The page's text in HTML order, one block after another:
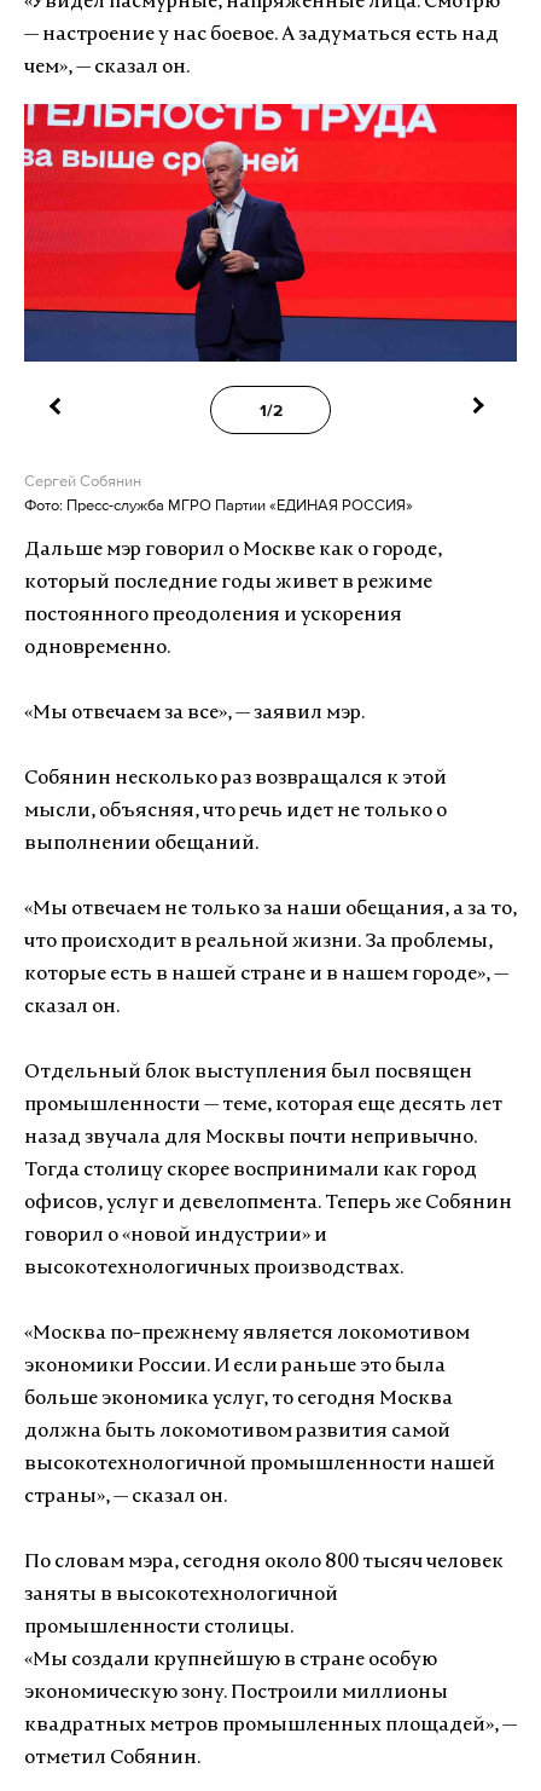
— настроение у нас боевое. А задуматься есть над
чем», — сказал он.
1/2
Сергей Собянин
Фото: Пресс-служба МГРО Партии «ЕДИНАЯ РОССИЯ»
Дальше мэр говорил о Москве как о городе,
который последние годы живет в режиме
постоянного преодоления и ускорения
одновременно.
«Мы отвечаем за все», — заявил мэр.
Собянин несколько раз возвращался к этой
мысли, объясняя, что речь идет не только о
выполнении обещаний.
«Мы отвечаем не только за наши обещания, а за то,
что происходит в реальной жизни. За проблемы,
которые есть в нашей стране и в нашем городе», —
сказал он.
Отдельный блок выступления был посвящен
промышленности — теме, которая еще десять лет
назад звучала для Москвы почти непривычно.
Тогда столицу скорее воспринимали как город
офисов, услуг и девелопмента. Теперь же Собянин
говорил о «новой индустрии» и
высокотехнологичных производствах.
«Москва по-прежнему является локомотивом
экономики России. И если раньше это была
больше экономика услуг, то сегодня Москва
должна быть локомотивом развития самой
высокотехнологичной промышленности нашей
страны», — сказал он.
По словам мэра, сегодня около 800 тысяч человек
заняты в высокотехнологичной
промышленности столицы.
«Мы создали крупнейшую в стране особую
экономическую зону. Построили миллионы
квадратных метров промышленных площадей», —
отметил Собянин.